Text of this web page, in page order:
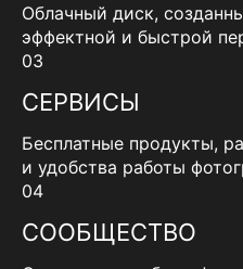
Облачный диск,
эффектной и быстрой
03
СЕРВИСЫ
Бесплатные продукты,
и удобства работы
04
СООБЩЕСТВО